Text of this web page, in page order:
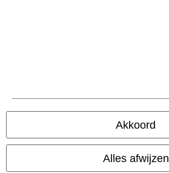
Akkoord
Alles afwijzen
© 1986-2026 Large Popmerchandising B.V.